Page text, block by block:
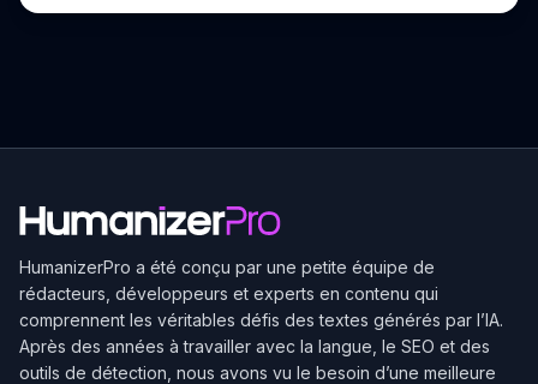
HumanizerPro a été conçu par une petite équipe de
rédacteurs, développeurs et experts en contenu qui
comprennent les véritables défis des textes générés par l’IA.
Après des années à travailler avec la langue, le SEO et des
outils de détection, nous avons vu le besoin d’une meilleure